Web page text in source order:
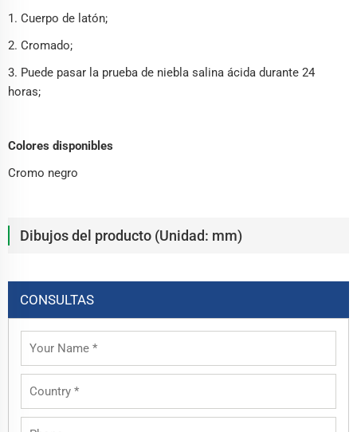
1. Cuerpo de latón;
2. Cromado;
3. Puede pasar la prueba de niebla salina ácida durante 24
horas;
Colores disponibles
Cromo negro
Dibujos del producto (Unidad: mm)
CONSULTAS